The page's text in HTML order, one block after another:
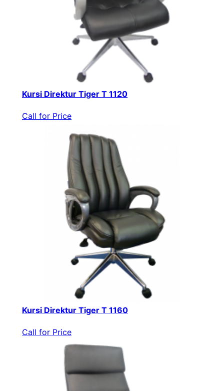
Kursi Direktur Tiger T 1120
Call for Price
Kursi Direktur Tiger T 1160
Call for Price